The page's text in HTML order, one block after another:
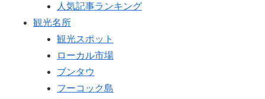
人気記事ランキング
観光名所
観光スポット
ローカル市場
ブンタウ
フーコック島